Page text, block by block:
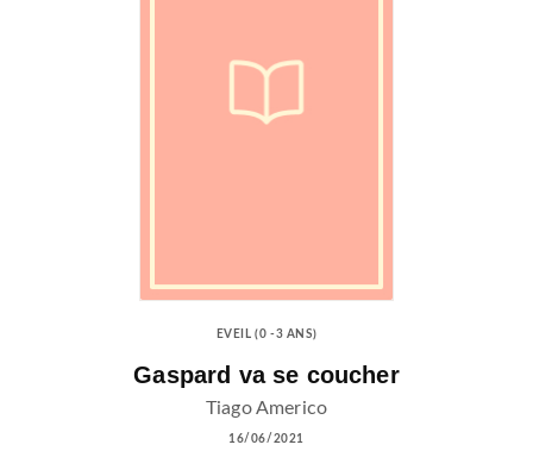
EVEIL (0 -3 ANS)
Gaspard va se coucher
Tiago Americo
16/06/2021